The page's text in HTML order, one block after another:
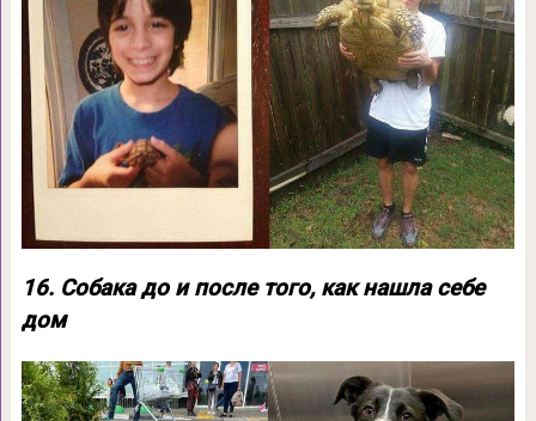
16. Собака до и после того, как нашла себе
дом